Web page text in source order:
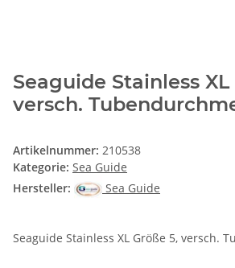
Seaguide Stainless XL
versch.
Artikelnummer: 210538
Kategorie: Sea Guide
Hersteller:
Sea Guide
Seaguide Stainless XL Größe 5, versch.